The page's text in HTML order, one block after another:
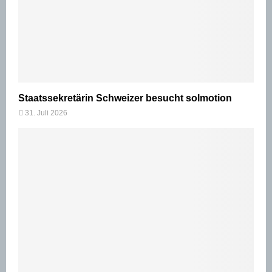
Staatssekretärin Schweizer besucht solmotion
31. Juli 2026